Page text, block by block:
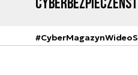
#CyberMagazynWideo